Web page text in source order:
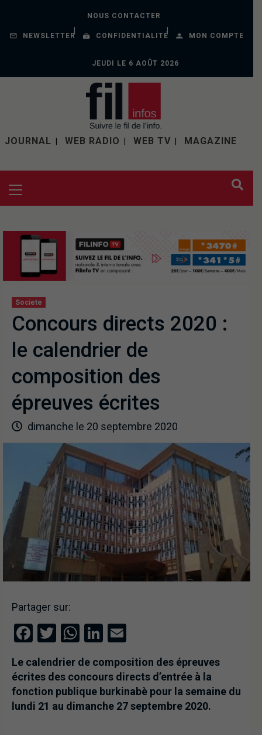
NOUS CONTACTER
NEWSLETTER CONFIDENTIALITÉ MON COMPTE
JEUDI LE 6 AOÛT 2026
JOURNAL WEB RADIO WEB TV MAGAZINE
Societe
Concours directs 2020 :
le calendrier de
composition des
épreuves écrites
dimanche le 20 septembre 2020
Partager sur:
Facebook
TwitterWhatsApp
LinkedIn
Le calendrier de composition des épreuves
écrites des concours directs d’entrée à la
fonction publique burkinabè pour la semaine du
lundi 21 au dimanche 27 septembre 2020.